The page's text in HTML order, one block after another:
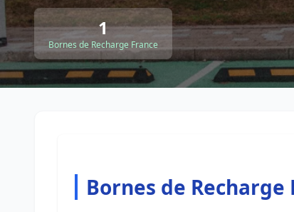
1
Bornes de Recharge France
Bornes de Recharge